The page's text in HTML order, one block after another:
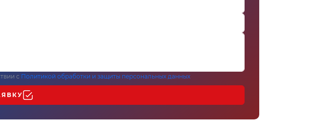
с Политикой обработки и защиты персональных данных